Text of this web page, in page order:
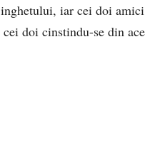
iar cei doi
doi cinstindu-se din